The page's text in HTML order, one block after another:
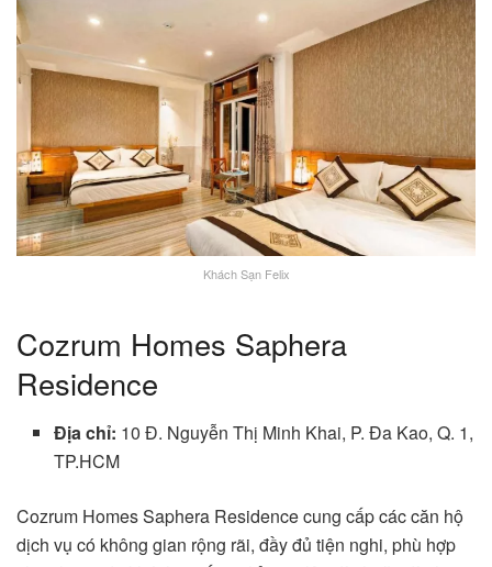
Khách Sạn Felix
Cozrum Homes Saphera
Residence
Địa chỉ: 10 Đ. Nguyễn Thị Minh Khai, P. Đa Kao, Q. 1,
TP.HCM
Cozrum Homes Saphera Residence cung cấp các căn hộ
dịch vụ có không gian rộng rãi, đầy đủ tiện nghi, phù hợp